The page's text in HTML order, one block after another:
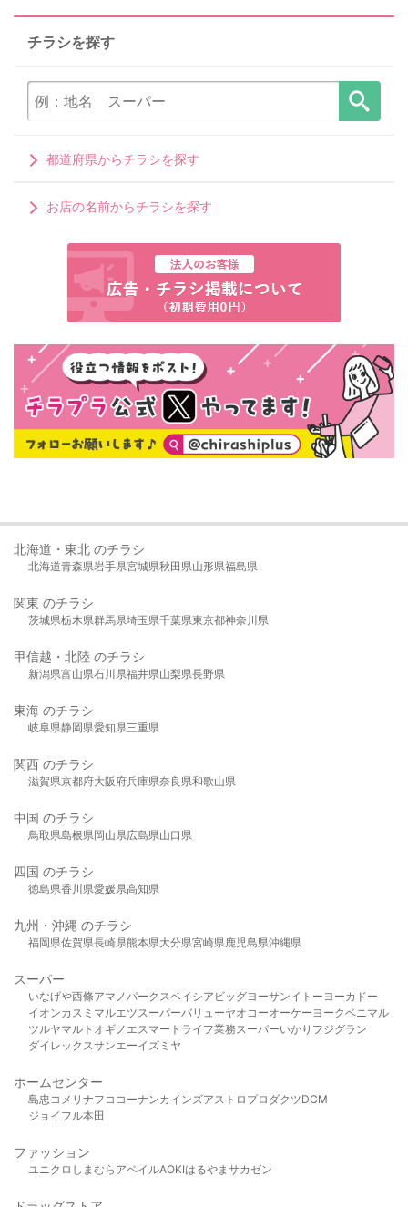
チラシを探す
都道府県からチラシを探す
お店の名前からチラシを探す
北海道・東北 のチラシ
北海道青森県岩手県宮城県秋田県山形県福島県
関東 のチラシ
茨城県栃木県群馬県埼玉県千葉県東京都神奈川県
甲信越・北陸 のチラシ
新潟県富山県石川県福井県山梨県長野県
東海 のチラシ
岐阜県静岡県愛知県三重県
関西 のチラシ
滋賀県京都府大阪府兵庫県奈良県和歌山県
中国 のチラシ
鳥取県島根県岡山県広島県山口県
四国 のチラシ
徳島県香川県愛媛県高知県
九州・沖縄 のチラシ
福岡県佐賀県長崎県熊本県大分県宮崎県鹿児島県沖縄県
スーパー
いなげや西條アマノパークスベイシア ビッグヨーサンイトーヨーカドー
イオンカスミ マルエツスーパーバリューヤオコーオーケー ヨークベニマル
ツルヤマルト オギノ エスマート ライフ業務スーパーいかり フジグラン
ダイレックスサンエーイズミヤ
ホームセンター
島忠 コメリ ナフコ コーナンカインズアストロプロダクツDCM
ジョイフル本田
ファッション
ユニクロ しまむら アベイルAOKIはるやま サカゼン